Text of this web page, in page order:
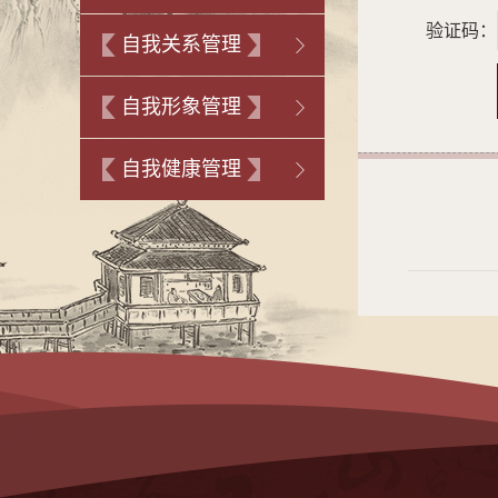
自我关系管理
自我形象管理
自我健康管理
验证码：